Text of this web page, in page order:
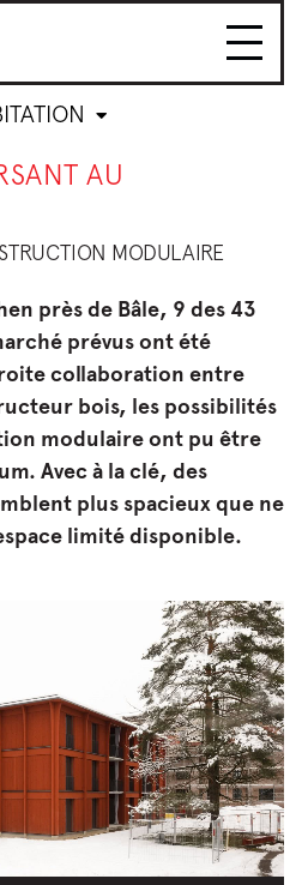
AU
MODULAIRE
près de Bâle, 9 des 43
prévus ont été
collaboration entre
bois, les possibilités
modulaire ont pu être
Avec à la clé, des
plus spacieux que ne
limité disponible.